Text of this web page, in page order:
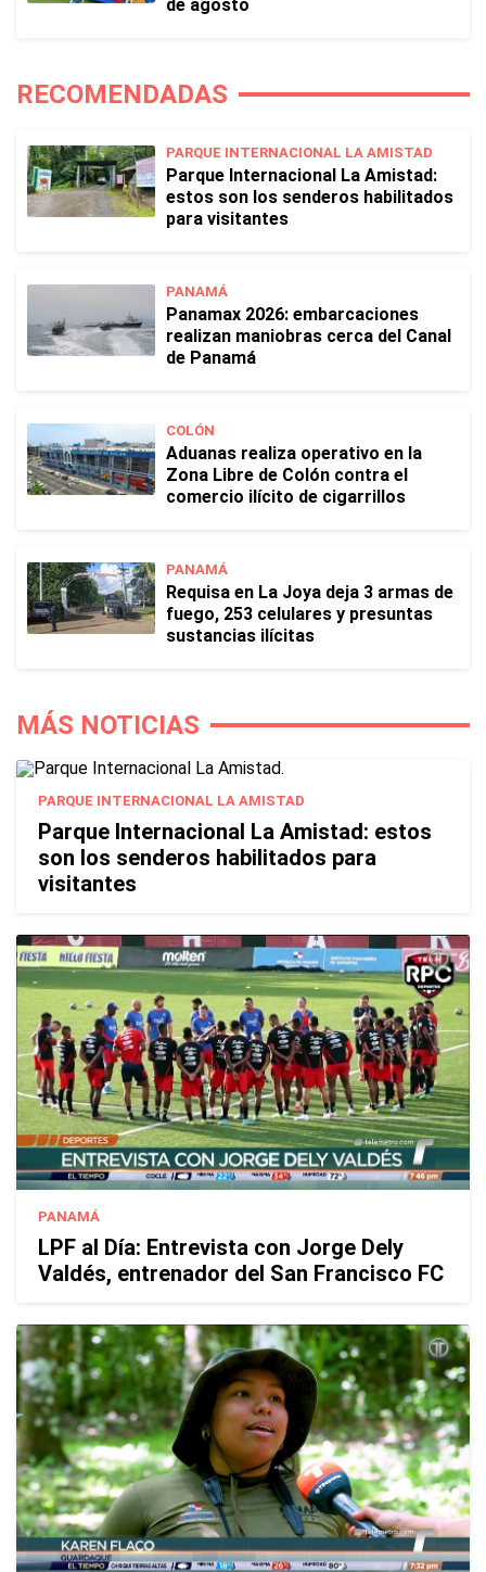
de agosto
RECOMENDADAS
PARQUE INTERNACIONAL LA AMISTAD
Parque Internacional La Amistad:
estos son los senderos habilitados
para visitantes
PANAMÁ
Panamax 2026: embarcaciones
realizan maniobras cerca del Canal
de Panamá
COLÓN
Aduanas realiza operativo en la
Zona Libre de Colón contra el
comercio ilícito de cigarrillos
PANAMÁ
Requisa en La Joya deja 3 armas de
fuego, 253 celulares y presuntas
sustancias ilícitas
MÁS NOTICIAS
PARQUE INTERNACIONAL LA AMISTAD
Parque Internacional La Amistad: estos
son los senderos habilitados para
visitantes
PANAMÁ
LPF al Día: Entrevista con Jorge Dely
Valdés, entrenador del San Francisco FC